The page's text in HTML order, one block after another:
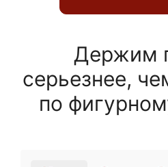
Держим
серьезнее,
по